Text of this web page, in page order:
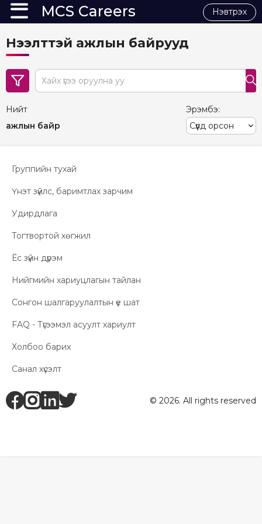
MCS Careers Нэвтрэх
Нээлттэй ажлын байрууд
search
Нийт
ажлын байр
Эрэмбэ:
Группийн тухай
Үнэт зүйлс, баримтлах зарчим
Удирдлага
Тогтвортой хөгжил
Ёс зүйн дүрэм
Нийгмийн хариуцлагын тайлан
Сонгон шалгаруулалтын үе шат
FAQ - Түгээмэл асуулт хариулт
Холбоо барих
Санал хүсэлт
fbig litw © 2026. All rights reserved